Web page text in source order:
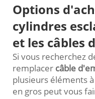
Options
cylindres
et les câbles
Si vous recherchez
remplacer câble
plusieurs éléments
en gros peut vous